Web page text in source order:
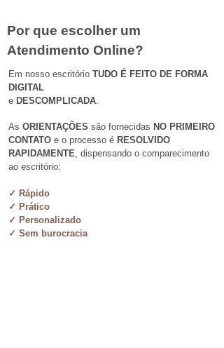
Por que escolher um
Atendimento Online?
Em nosso escritório TUDO É FEITO DE FORMA
DIGITAL
e DESCOMPLICADA.
As ORIENTAÇÕES são fornecidas NO PRIMEIRO
CONTATO e o processo é RESOLVIDO
RAPIDAMENTE, dispensando o comparecimento
ao escritório:
✓ Rápido
✓ Prático
✓ Personalizado
✓ Sem burocracia